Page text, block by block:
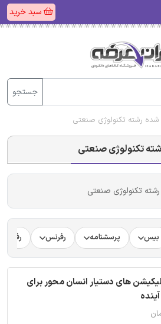
سبد خرید
جستجو
شده رشته تکنولوژی صنعتی
تکنولوژی صنعتی
تکنولوژی صنعتی
بیس پرسشنامه رفرنس
های دستیار انسان محور برای